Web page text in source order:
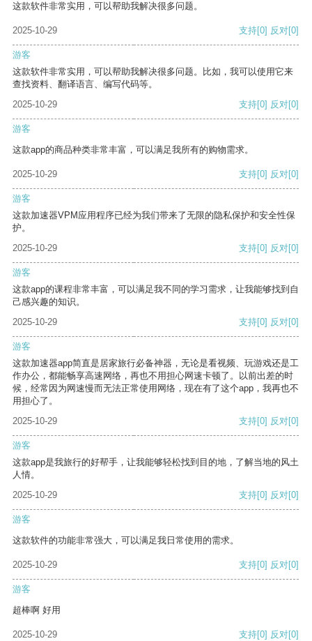
这款软件非常实用，可以帮助我解决很多问题。
2025-10-29 支持[0] 反对[0]
游客
这款软件非常实用，可以帮助我解决很多问题。比如，我可以使用它来
查找资料、翻译语言、编写代码等。
2025-10-29
支持[0] 反对[0]
游客
这款app的商品种类非常丰富，可以满足我所有的购物需求。
2025-10-29 支持[0] 反对[0]
游客
这款加速器VPM应用程序已经为我们带来了无限的隐私保护和安全性保
护。
2025-10-29
支持[0] 反对[0]
游客
这款app的课程非常丰富，可以满足我不同的学习需求，让我能够找到自
己感兴趣的知识。
2025-10-29
支持[0] 反对[0]
游客
这款加速器app简直是居家旅行必备神器，无论是看视频、玩游戏还是工
作办公，都能畅享高速网络，再也不用担心网速卡顿了。以前出差的时
候，经常因为网速慢而无法正常使用网络，现在有了这个app，我再也不
用担心了。
2025-10-29
支持[0] 反对[0]
游客
这款app是我旅行的好帮手，让我能够轻松找到目的地，了解当地的风土
人情。
2025-10-29
支持[0] 反对[0]
游客
这款软件的功能非常强大，可以满足我日常使用的需求。
2025-10-29 支持[0] 反对[0]
游客
超棒啊 好用
2025-10-29 支持[0] 反对[0]